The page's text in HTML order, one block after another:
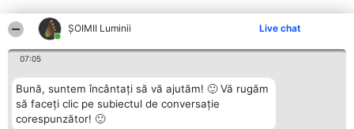
ȘOIMII Luminii Live chat
07:05
Bună, suntem încântați să vă ajutăm! 🙂 Vă rugăm
să faceți clic pe subiectul de conversație
corespunzător! 🙂